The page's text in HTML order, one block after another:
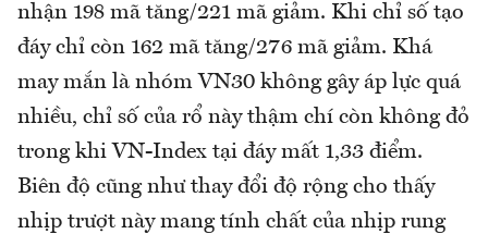
nhận 198 mã tăng/221 mã giảm. Khi chỉ số tạo
đáy chỉ còn 162 mã tăng/276 mã giảm. Khá
may mắn là nhóm VN30 không gây áp lực quá
nhiều, chỉ số của rổ này thậm chí còn không đỏ
trong khi VN-Index tại đáy mất 1,33 điểm.
Biên độ cũng như thay đổi độ rộng cho thấy
nhịp trượt này mang tính chất của nhịp rung